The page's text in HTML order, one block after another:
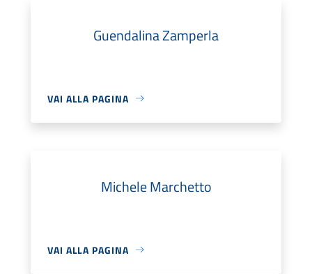
Guendalina Zamperla
VAI ALLA PAGINA
Michele Marchetto
VAI ALLA PAGINA